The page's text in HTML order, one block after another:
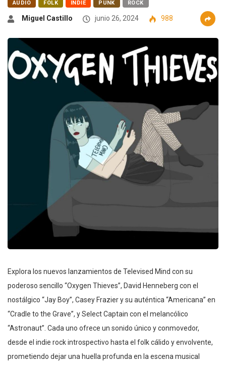
AUDIO FOLK INDIE PUNK ROCK
Miguel Castillo junio 26, 2024 988
Explora los nuevos lanzamientos de Televised Mind con su
poderoso sencillo “Oxygen Thieves”, David Henneberg con el
nostálgico “Jay Boy”, Casey Frazier y su auténtica “Americana” en
“Cradle to the Grave”, y Select Captain con el melancólico
“Astronaut”. Cada uno ofrece un sonido único y conmovedor,
desde el indie rock introspectivo hasta el folk cálido y envolvente,
prometiendo dejar una huella profunda en la escena musical